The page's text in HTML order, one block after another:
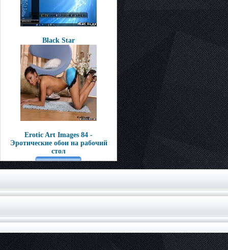
Black Star
Erotic Art Images 84 -
Эротические обои на рабочий
стол